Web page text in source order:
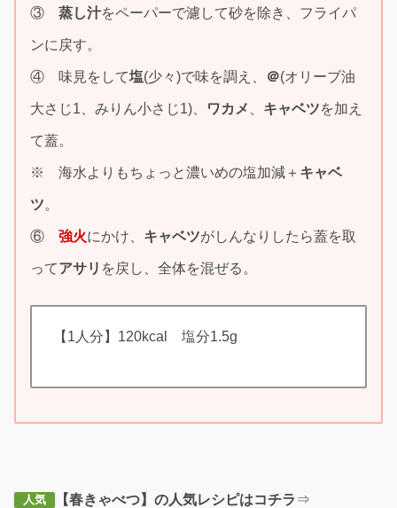
③ 蒸し汁をペーパーで濾して砂を除き、フライパ
ンに戻す。
④ 味見をして塩(少々)で味を調え、 ＠(オリーブ油
大さじ1、みりん小さじ1)、 ワカメ キャベツを加え
て蓋。
※ 海水よりもちょっと濃いめの塩加減＋ キャベ
ツ。
⑥ 強火にかけ、 キャベツがしんなりしたら蓋を取
ってアサリ を戻し、全体を混ぜる。
【1人分】120kcal 塩分1.5g
人気 【春きゃべつ】の人気レシピはコチラ ⇒